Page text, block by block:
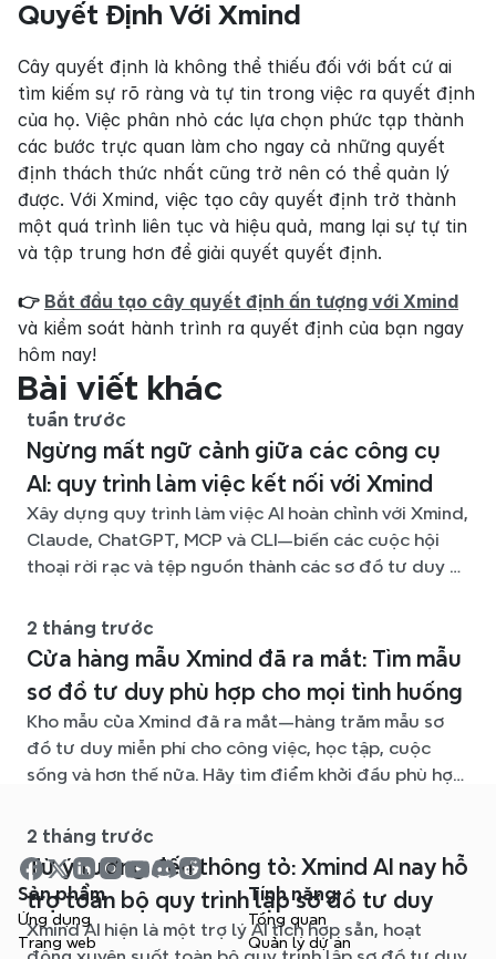
Quyết Định Với Xmind
Cây quyết định là không thể thiếu đối với bất cứ ai
tìm kiếm sự rõ ràng và tự tin trong việc ra quyết định
của họ. Việc phân nhỏ các lựa chọn phức tạp thành
các bước trực quan làm cho ngay cả những quyết
định thách thức nhất cũng trở nên có thể quản lý
được. Với Xmind, việc tạo cây quyết định trở thành
một quá trình liên tục và hiệu quả, mang lại sự tự tin
và tập trung hơn để giải quyết quyết định.
👉 Bắt đầu tạo cây quyết định ấn tượng với Xmind
và kiểm soát hành trình ra quyết định của bạn ngay
hôm nay!
Bài viết khác
tuần trước
Ngừng mất ngữ cảnh giữa các công cụ
AI: quy trình làm việc kết nối với Xmind
Xây dựng quy trình làm việc AI hoàn chỉnh với Xmind,
Claude, ChatGPT, MCP và CLI—biến các cuộc hội
thoại rời rạc và tệp nguồn thành các sơ đồ tư duy rõ
2 tháng trước
Cửa hàng mẫu Xmind đã ra mắt: Tìm mẫu
sơ đồ tư duy phù hợp cho mọi tình huống
Kho mẫu của Xmind đã ra mắt—hàng trăm mẫu sơ
đồ tư duy miễn phí cho công việc, học tập, cuộc
sống và hơn thế nữa. Hãy tìm điểm khởi đầu phù hợp
2 tháng trước
Từ ý tưởng đến thông tỏ: Xmind AI nay hỗ
trợ toàn bộ quy trình lập sơ đồ tư duy
Xmind AI hiện là một trợ lý AI tích hợp sẵn, hoạt
Sản phẩm
Ứng dụng
Trang web
Tính năng
Tổng quan
Quản lý dự án